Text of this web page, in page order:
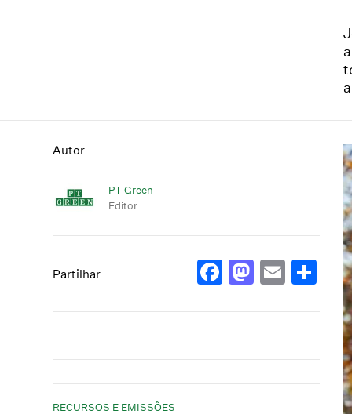
Autor
PT Green
Editor
Partilhar Facebook
Email
RECURSOS E EMISSÕES